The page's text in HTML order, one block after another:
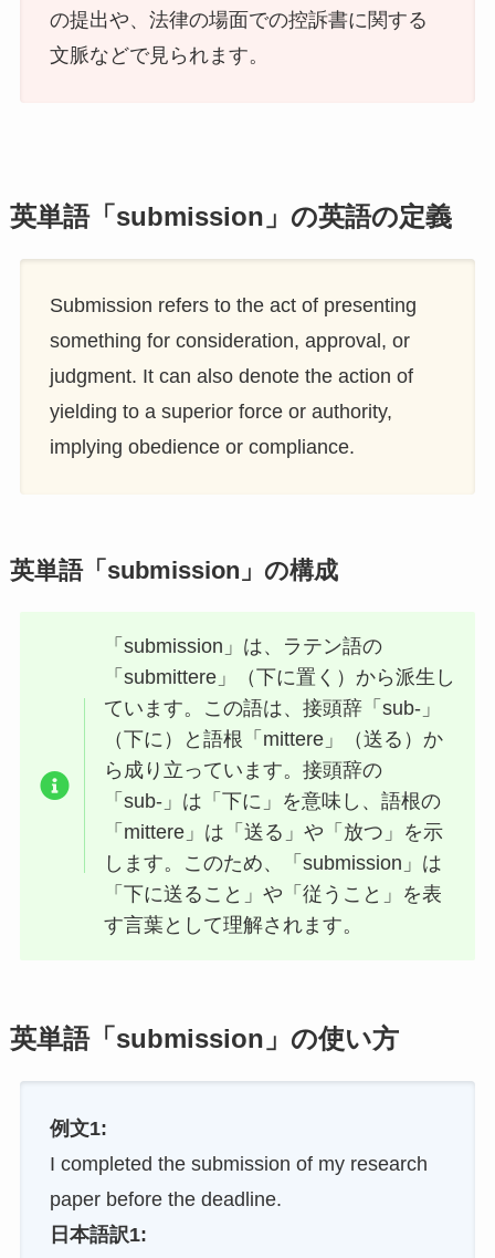
の提出や、法律の場面での控訴書に関する
文脈などで見られます。
英単語「submission」の英語の定義
Submission refers to the act of presenting
something for consideration, approval, or
judgment. It can also denote the action of
yielding to a superior force or authority,
implying obedience or compliance.
英単語「submission」の構成
「submission」は、ラテン語の
「submittere」（下に置く）から派生し
ています。この語は、接頭辞「sub-」
（下に）と語根「mittere」（送る）か
ら成り立っています。接頭辞の
「sub-」は「下に」を意味し、語根の
「mittere」は「送る」や「放つ」を示
します。このため、「submission」は
「下に送ること」や「従うこと」を表
す言葉として理解されます。
英単語「submission」の使い方
例文1:
I completed the submission of my research
paper before the deadline.
日本語訳1: